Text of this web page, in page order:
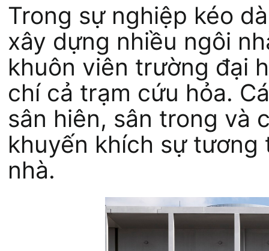
Trong sự nghiệp kéo
xây dựng nhiều ngôi
khuôn viên trường đại
chí cả trạm cứu hỏa.
sân hiên, sân trong và
khuyến khích sự
nhà.